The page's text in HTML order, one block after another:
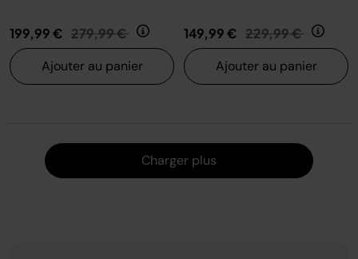
199,99 € Prix réduit de
279,99 € au
Ajouter au panier
149,99 € Prix réduit de
229,99 € au
Ajouter au panier
Charger plus